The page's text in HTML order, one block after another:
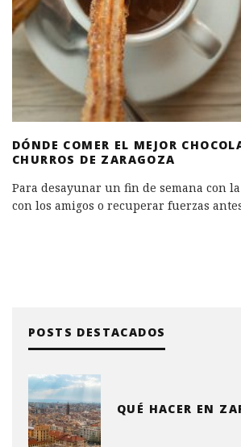
DÓNDE COMER EL MEJOR
CHURROS DE ZARAGOZA
Para desayunar un fin de semana con
con los amigos o recuperar fuerzas
POSTS DESTACADOS
QUÉ HACER EN